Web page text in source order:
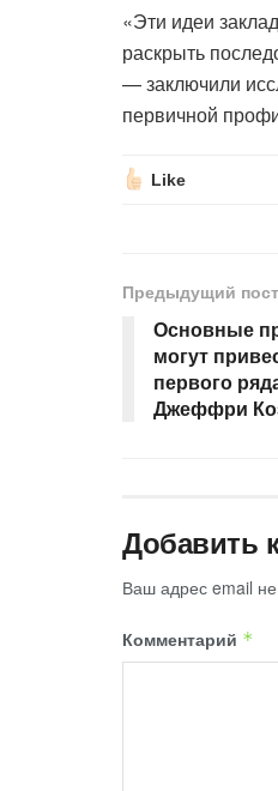
«Эти идеи
раскрыть
— заключили
первичной
Like
Предыдущий пост
Основные
могут
первого
Джеффри
Добавить
Ваш адрес email не
Комментарий *